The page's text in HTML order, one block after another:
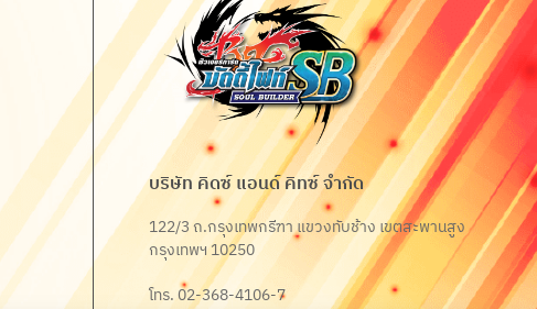
บริษัท คิดซ์ แอนด์ คิทซ์ จำกัด
122/3 ถ.กรุงเทพกรีฑา แขวงทับช้าง เขตสะพานสูง
กรุงเทพฯ 10250
โทร. 02-368-4106-7